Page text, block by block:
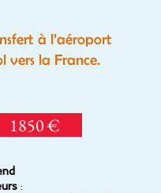
à l’aéroport
vers la France.
1850 €
: